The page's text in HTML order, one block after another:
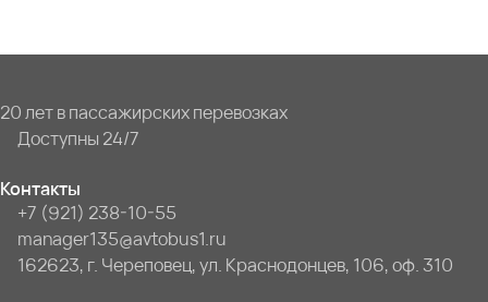
20 лет в пассажирских перевозках
Доступны 24/7
Контакты
+7 (921) 238-10-55
manager135@avtobus1.ru
162623, г. Череповец, ул. Краснодонцев, 106, оф. 310